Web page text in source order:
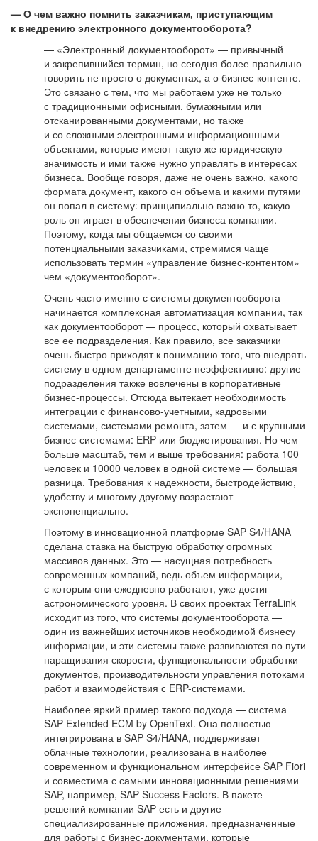
— О чем важно помнить заказчикам, приступающим
к внедрению электронного документооборота?
— «Электронный документооборот» — привычный
и закрепившийся термин, но сегодня более правильно
говорить не просто о документах, а о бизнес-контенте.
Это связано с тем, что мы работаем уже не только
с традиционными офисными, бумажными или
отсканированными документами, но также
и со сложными электронными информационными
объектами, которые имеют такую же юридическую
значимость и ими также нужно управлять в интересах
бизнеса. Вообще говоря, даже не очень важно, какого
формата документ, какого он объема и какими путями
он попал в систему: принципиально важно то, какую
роль он играет в обеспечении бизнеса компании.
Поэтому, когда мы общаемся со своими
потенциальными заказчиками, стремимся чаще
использовать термин «управление бизнес-контентом»
чем «документооборот».
Очень часто именно с системы документооборота
начинается комплексная автоматизация компании, так
как документооборот — процесс, который охватывает
все ее подразделения. Как правило, все заказчики
очень быстро приходят к пониманию того, что внедрять
систему в одном департаменте неэффективно: другие
подразделения также вовлечены в корпоративные
бизнес-процессы. Отсюда вытекает необходимость
интеграции с финансово-учетными, кадровыми
системами, системами ремонта, затем — и с крупными
бизнес-системами: ERP или бюджетирования. Но чем
больше масштаб, тем и выше требования: работа 100
человек и 10000 человек в одной системе — большая
разница. Требования к надежности, быстродействию,
удобству и многому другому возрастают
экспоненциально.
Поэтому в инновационной платформе SAP S4/HANA
сделана ставка на быструю обработку огромных
массивов данных. Это — насущная потребность
современных компаний, ведь объем информации,
с которым они ежедневно работают, уже достиг
астрономического уровня. В своих проектах TerraLink
исходит из того, что системы документооборота —
один из важнейших источников необходимой бизнесу
информации, и эти системы также развиваются по пути
наращивания скорости, функциональности обработки
документов, производительности управления потоками
работ и взаимодействия с ERP-системами.
Наиболее яркий пример такого подхода — система
SAP Extended ECM by OpenText. Она полностью
интегрирована в SAP S4/HANA, поддерживает
облачные технологии, реализована в наиболее
современном и функциональном интерфейсе SAP Fiori
и совместима с самыми инновационными решениями
SAP, например, SAP Success Factors. В пакете
решений компании SAP есть и другие
специализированные приложения, предназначенные
для работы с бизнес-документами, которые